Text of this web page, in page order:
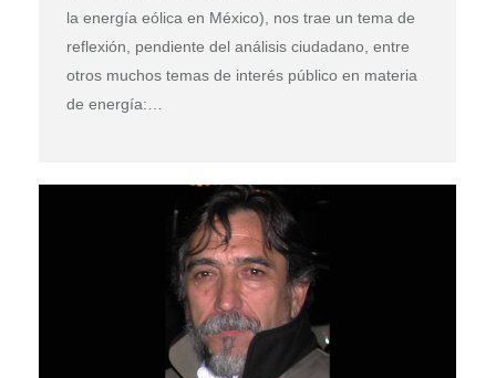
la energía eólica en México), nos trae un tema de
reflexión, pendiente del análisis ciudadano, entre
otros muchos temas de interés público en materia
de energía:…